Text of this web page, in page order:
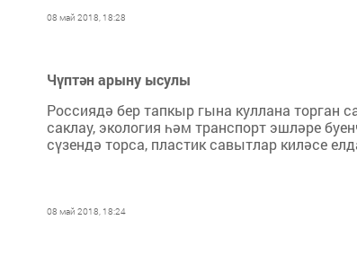
08 май 2018, 18:28
Чүптән арыну ысулы
Россиядә бер тапкыр гына куллана торган
сак­лау, экология һәм транспорт эш­ләре
сү­зендә торса, пластик савытлар киләсе
08 май 2018, 18:24